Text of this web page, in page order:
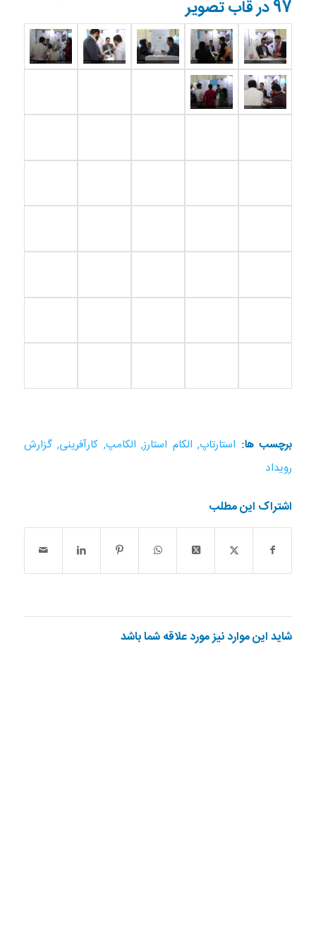
97 در قاب تصویر
برچسب ها: استارتاپ, الکام استارز, الکامپ, کارآفرینی,گزارش
رویداد
اشتراک این مطلب
شاید این موارد نیز مورد علاقه شما باشد